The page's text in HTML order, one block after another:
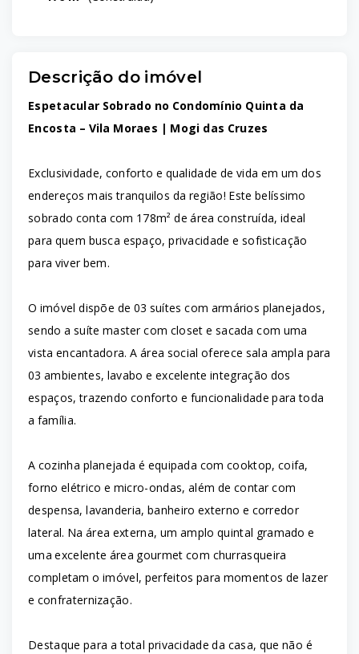
Descrição do imóvel
Espetacular Sobrado no Condomínio Quinta da
Encosta – Vila Moraes | Mogi das Cruzes
Exclusividade, conforto e qualidade de vida em um dos
endereços mais tranquilos da região! Este belíssimo
sobrado conta com 178m² de área construída, ideal
para quem busca espaço, privacidade e sofisticação
para viver bem.
O imóvel dispõe de 03 suítes com armários planejados,
sendo a suíte master com closet e sacada com uma
vista encantadora. A área social oferece sala ampla para
03 ambientes, lavabo e excelente integração dos
espaços, trazendo conforto e funcionalidade para toda
a família.
A cozinha planejada é equipada com cooktop, coifa,
forno elétrico e micro-ondas, além de contar com
despensa, lavanderia, banheiro externo e corredor
lateral. Na área externa, um amplo quintal gramado e
uma excelente área gourmet com churrasqueira
completam o imóvel, perfeitos para momentos de lazer
e confraternização.
Destaque para a total privacidade da casa, que não é